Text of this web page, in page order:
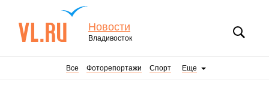
Новости
Владивосток
Все Фоторепортажи Спорт Еще